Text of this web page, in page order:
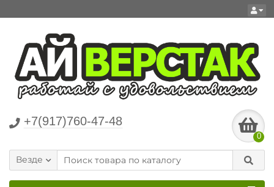
+7(917)760-47-48
0
Везде